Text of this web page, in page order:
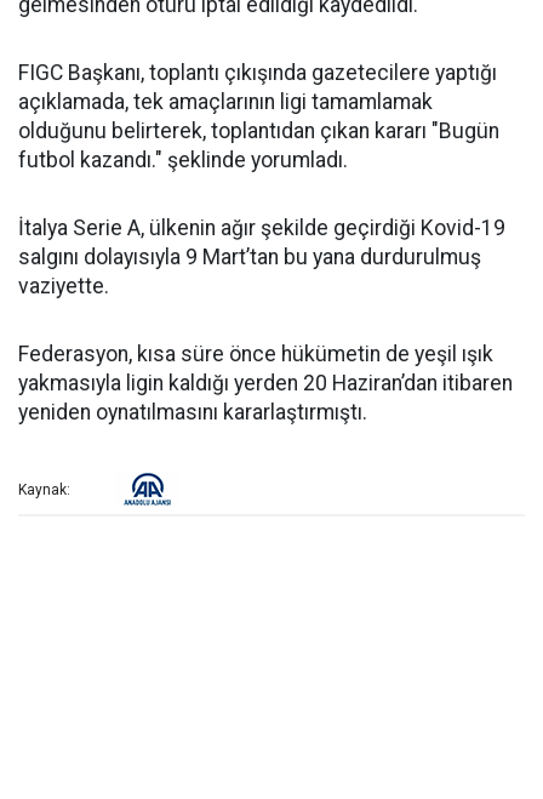
gelmesinden ötürü iptal edildiği kaydedildi.
FIGC Başkanı, toplantı çıkışında gazetecilere yaptığı
açıklamada, tek amaçlarının ligi tamamlamak
olduğunu belirterek, toplantıdan çıkan kararı "Bugün
futbol kazandı." şeklinde yorumladı.
İtalya Serie A, ülkenin ağır şekilde geçirdiği Kovid-19
salgını dolayısıyla 9 Mart’tan bu yana durdurulmuş
vaziyette.
Federasyon, kısa süre önce hükümetin de yeşil ışık
yakmasıyla ligin kaldığı yerden 20 Haziran’dan itibaren
yeniden oynatılmasını kararlaştırmıştı.
Kaynak: